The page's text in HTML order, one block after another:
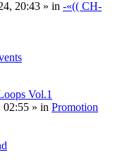
20:43 » in -«(( CH-
Vol.1
02:55 » in Promotion